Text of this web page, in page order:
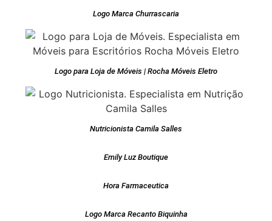
Logo Marca Churrascaria
Logo para Loja de Móveis | Rocha Móveis Eletro
Nutricionista Camila Salles
Emily Luz Boutique
Hora Farmaceutica
Logo Marca Recanto Biquinha